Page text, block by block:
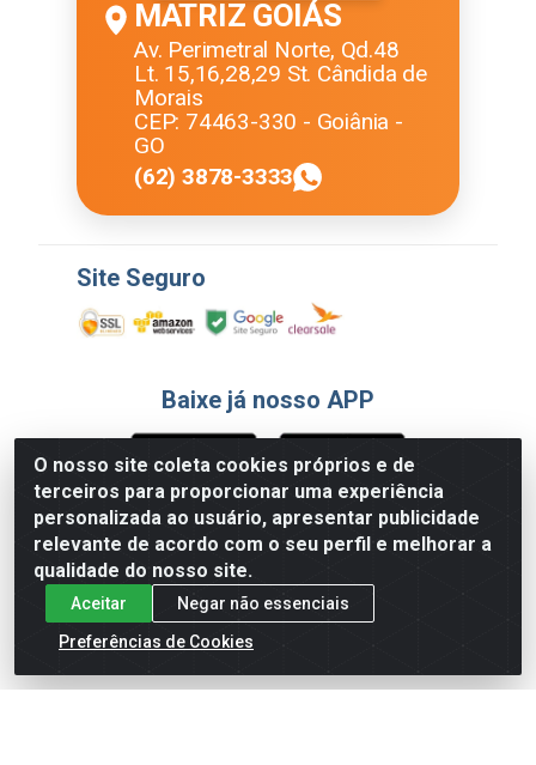
O nosso site coleta cookies próprios e de
terceiros para proporcionar uma experiência
personalizada ao usuário, apresentar publicidade
relevante de acordo com o seu perfil e melhorar a
qualidade do nosso site.
Aceitar
Negar não essenciais
Preferências de Cookies
MATRIZ GOIÁS
Av. Perimetral Norte, Qd.48
Lt. 15,16,28,29 St. Cândida de
Morais
CEP: 74463-330 - Goiânia -
GO
(62) 3878-3333
Site Seguro
Baixe já nosso APP
Formas de Pagamento